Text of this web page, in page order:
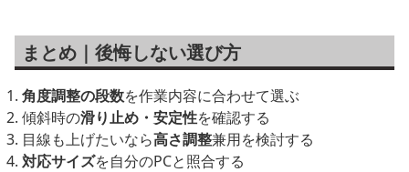
まとめ｜後悔しない選び方
角度調整の段数を作業内容に合わせて選ぶ
傾斜時の滑り止め・安定性を確認する
目線も上げたいなら高さ調整兼用を検討する
対応サイズを自分のPCと照合する